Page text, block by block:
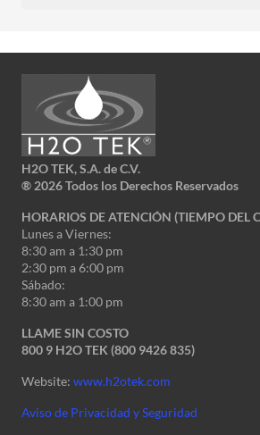
H2O TEK, S.A. de C.V.
® 2026 Todos los Derechos Reservados
HORARIOS DE ATENCIÓN (TIEMPO DEL
Lunes a Viernes:
8:30 am a 1:30 pm
2:30 pm a 6:00 pm
Sábado:
8:30 am a 1:00 pm
LLAME SIN COSTO
800 9 H2O TEK (800 9426 835)
Website: www.h2otek.com
Aviso de Privacidad y Seguridad